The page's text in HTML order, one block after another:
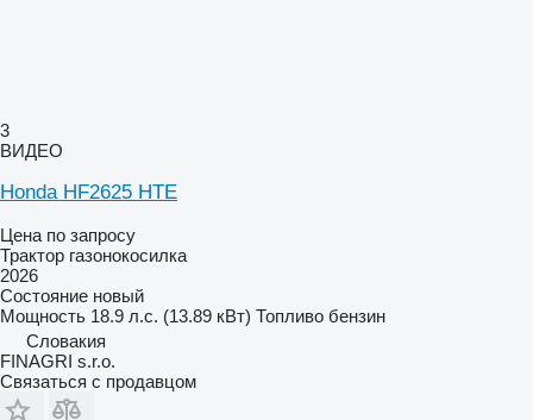
3
ВИДЕО
Honda HF2625 HTE
Цена по запросу
Трактор газонокосилка
2026
Состояние новый
Мощность 18.9 л.с. (13.89 кВт) Топливо бензин
Словакия
FINAGRI s.r.o.
Связаться с продавцом